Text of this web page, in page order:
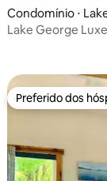
avaliação média
Condomínio ⋅
Lake George
Preferido dos
Preferido dos